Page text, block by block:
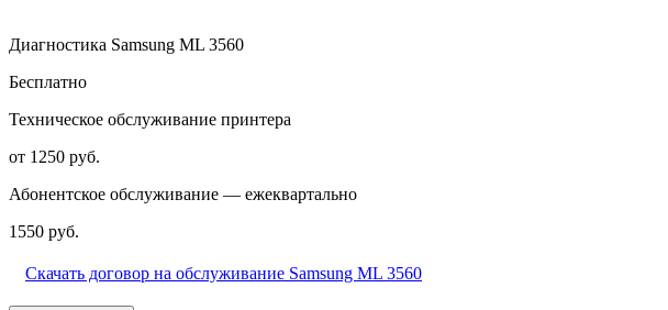
Диагностика Samsung ML 3560
Бесплатно
Техническое обслуживание принтера
от 1250 руб.
Абонентское обслуживание — ежеквартально
1550 руб.
Скачать договор на обслуживание Samsung ML 3560